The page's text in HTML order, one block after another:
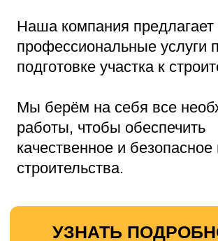
УЗНАТЬ ПОДРОБНОСТИ
Бой бетона — это измельчённый бетон,
который образуется в процессе
демонтажа зданий или при производстве